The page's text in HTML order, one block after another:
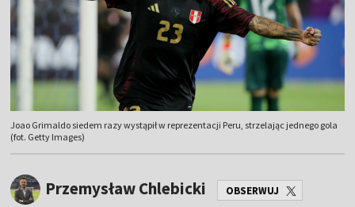
Joao Grimaldo siedem razy wystąpił w reprezentacji Peru, strzelając jednego gola
(fot. Getty Images)
Przemysław Chlebicki OBSERWUJ